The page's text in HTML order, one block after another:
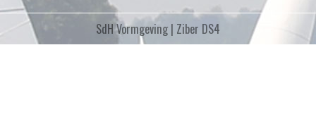
SdH Vormgeving | Ziber DS4